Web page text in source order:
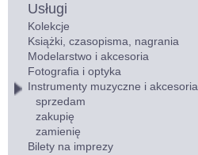
Usługi
Kolekcje
Książki, czasopisma, nagrania
Modelarstwo i akcesoria
Fotografia i optyka
Instrumenty muzyczne i akcesoria
sprzedam
zakupię
zamienię
Bilety na imprezy